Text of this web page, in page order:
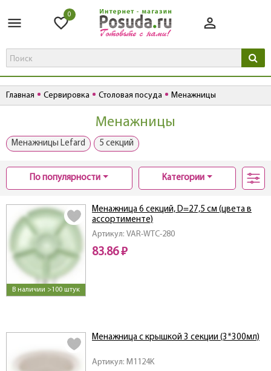
0
Главная Сервировка Столовая посуда Менажницы
Менажницы
Менажницы Lefard 5 секций
По популярности Категории
В наличии >100 штук
Артикул: VAR-WTC-280
Менажница 6 секций, D=27,5 см (цвета в
ассортименте)
83.86 ₽
Артикул: M1124K
Менажница с крышкой 3 секции (3*300мл)